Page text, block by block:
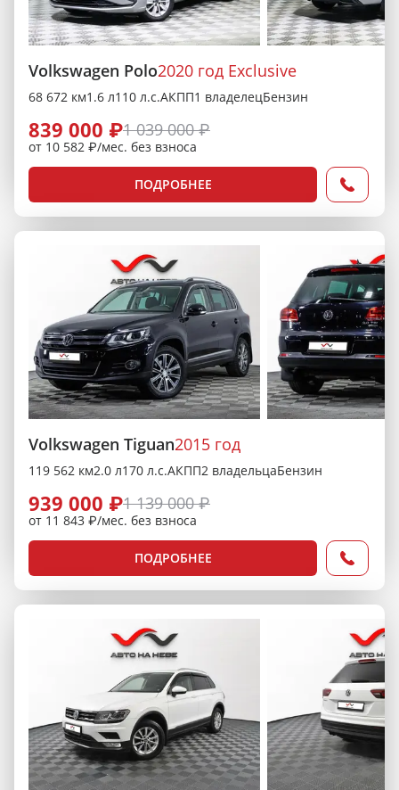
Volkswagen Polo2020 год Exclusive
68 672 км1.6 л110 л.с.АКПП1 владелецБензин
839 000 ₽1 039 000 ₽
от 10 582 ₽/мес. без взноса
ПОДРОБНЕЕ
Volkswagen Tiguan2015 год
119 562 км2.0 л170 л.с.АКПП2 владельцаБензин
939 000 ₽1 139 000 ₽
от 11 843 ₽/мес. без взноса
ПОДРОБНЕЕ